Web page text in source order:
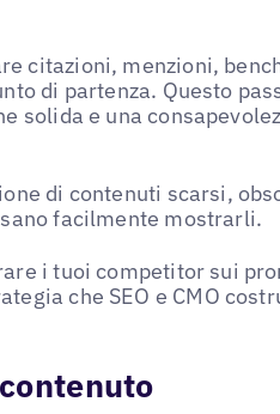
citazioni, menzioni,
di partenza. Questo
solida e una
di contenuti scarsi,
facilmente mostrarli.
i tuoi competitor sui
che SEO e CMO